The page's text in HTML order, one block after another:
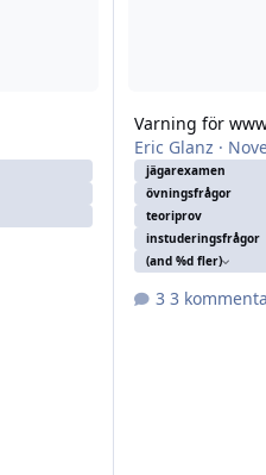
Varning för
Eric Glanz ·
jägarexamen
övningsfrågor
teoriprov
instuderingsfrågor
(and %d fler)
3